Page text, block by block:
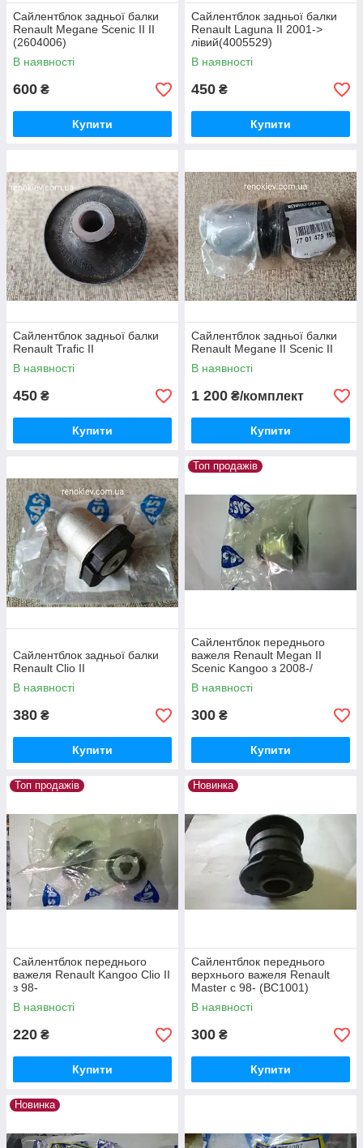
Сайлентблок задньої балки
Renault Megane Scenic II II
(2604006)
В наявності
600 ₴
Купити
Сайлентблок задньої балки
Renault Laguna II 2001->
лівий(4005529)
В наявності
450 ₴
Купити
Сайлентблок задньої балки
Renault Trafic II
В наявності
450 ₴
Купити
Сайлентблок задньої балки
Renault Megane II Scenic II
В наявності
1 200 ₴/комплект
Купити
Сайлентблок задньої балки
Renault Clio II
В наявності
380 ₴
Купити
Топ продажів
Cайлентблок переднього
важеля Renault Megan II
Scenic Kangoo з 2008-/
задній/(SAS2254003)
В наявності
300 ₴
Купити
Топ продажів
Сайлентблок переднього
важеля Renault Kangoo Clio II
з 98-
В наявності
220 ₴
Купити
Новинка
Сайлентблок переднього
верхнього важеля Renault
Master c 98- (BC1001)
В наявності
300 ₴
Купити
Новинка